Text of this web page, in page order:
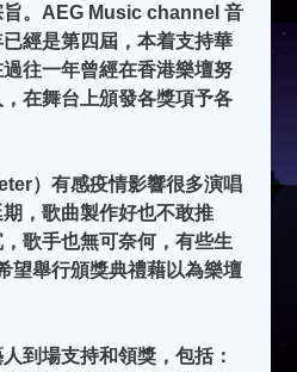
旨。AEG Music channel 音
經是第四屆，本着支持華
往一年曾經在香港樂壇努
在舞台上頒發各獎項予各
）有感疫情影響很多演唱
，歌曲製作好也不敢推
歌手也無可奈何，有些生
望舉行頒獎典禮藉以為樂壇
到場支持和領獎，包括：